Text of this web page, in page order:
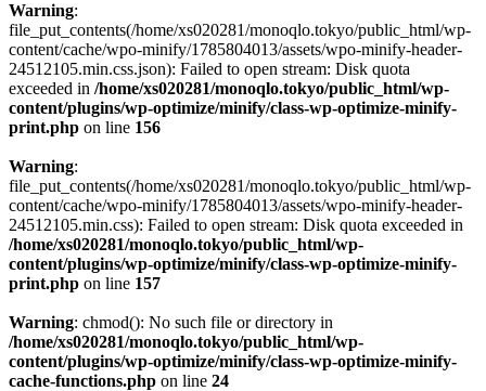
Warning:
file_put_contents(/home/xs020281/monoqlo.tokyo/public_html/wp-
content/cache/wpo-minify/1785804013/assets/wpo-minify-header-
24512105.min.css.json): Failed to open stream: Disk quota
exceeded in /home/xs020281/monoqlo.tokyo/public_html/wp-
content/plugins/wp-optimize/minify/class-wp-optimize-minify-
print.php on line 156
Warning:
file_put_contents(/home/xs020281/monoqlo.tokyo/public_html/wp-
content/cache/wpo-minify/1785804013/assets/wpo-minify-header-
24512105.min.css): Failed to open stream: Disk quota exceeded in
/home/xs020281/monoqlo.tokyo/public_html/wp-
content/plugins/wp-optimize/minify/class-wp-optimize-minify-
print.php on line 157
Warning: chmod(): No such file or directory in
/home/xs020281/monoqlo.tokyo/public_html/wp-
content/plugins/wp-optimize/minify/class-wp-optimize-minify-
cache-functions.php on line 24